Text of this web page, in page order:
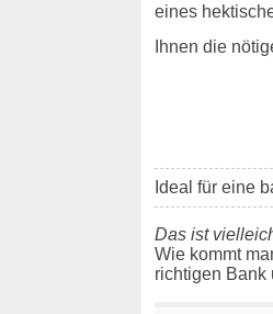
eines
Ihnen die
Ideal für eine
Das ist
Wie kommt
richtigen Bank